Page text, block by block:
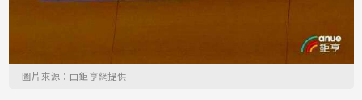
圖片來源：由鉅亨網提供